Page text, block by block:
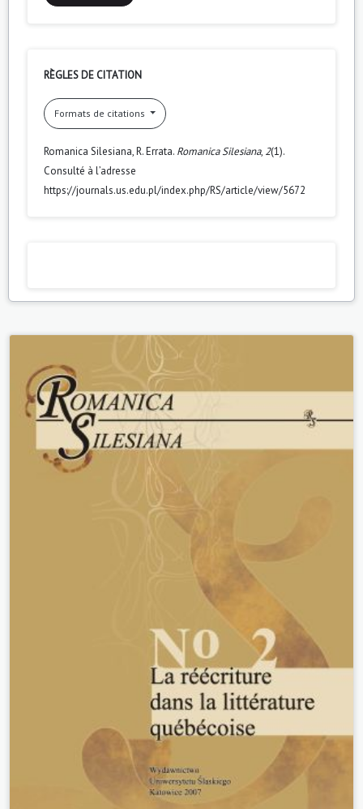
RÈGLES DE CITATION
Formats de citations
Romanica Silesiana, R. Errata. Romanica Silesiana, 2(1).
Consulté à l’adresse
https://journals.us.edu.pl/index.php/RS/article/view/5672